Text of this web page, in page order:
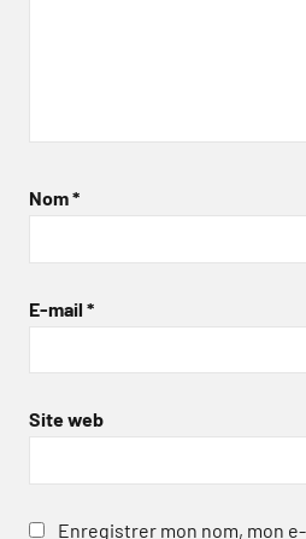
Nom*
E-mail *
Site web
Enregistrer mon nom, mon